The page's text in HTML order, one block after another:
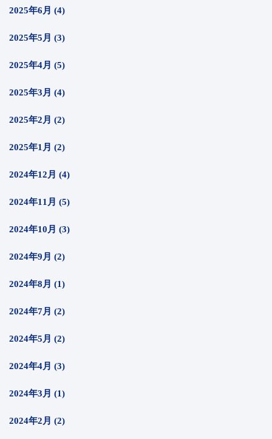
2025年6月 (4)
2025年5月 (3)
2025年4月 (5)
2025年3月 (4)
2025年2月 (2)
2025年1月 (2)
2024年12月 (4)
2024年11月 (5)
2024年10月 (3)
2024年9月 (2)
2024年8月 (1)
2024年7月 (2)
2024年5月 (2)
2024年4月 (3)
2024年3月 (1)
2024年2月 (2)